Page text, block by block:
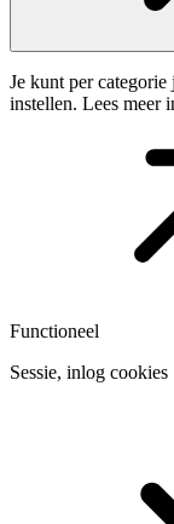
Je kunt per
instellen. Lees meer
Functioneel
Sessie, inlog cookies